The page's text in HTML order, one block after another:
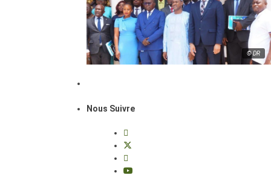
© DR
Nous Suivre